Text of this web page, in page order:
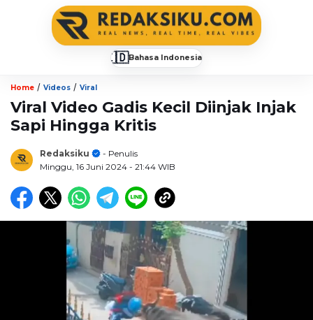
🇮🇩Bahasa Indonesia
Home / Videos / Viral
Viral Video Gadis Kecil Diinjak Injak
Sapi Hingga Kritis
Redaksiku
- Penulis
Minggu, 16 Juni 2024 - 21:44 WIB